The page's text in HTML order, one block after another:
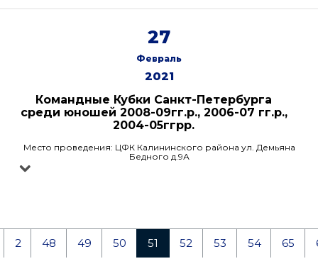
27
Февраль
2021
Командные Кубки Санкт-Петербурга
среди юношей 2008-09гг.р., 2006-07 гг.р.,
2004-05ггрр.
Место проведения: ЦФК Калининского района ул. Демьяна
Бедного д.9А
2 48 49 50 51 52 53 54 65